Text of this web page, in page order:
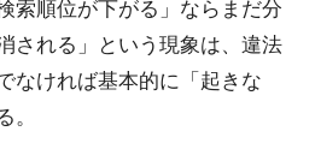
索順位が下がる」ならまだ分
される」という現象は、違法
なければ基本的に「起きな